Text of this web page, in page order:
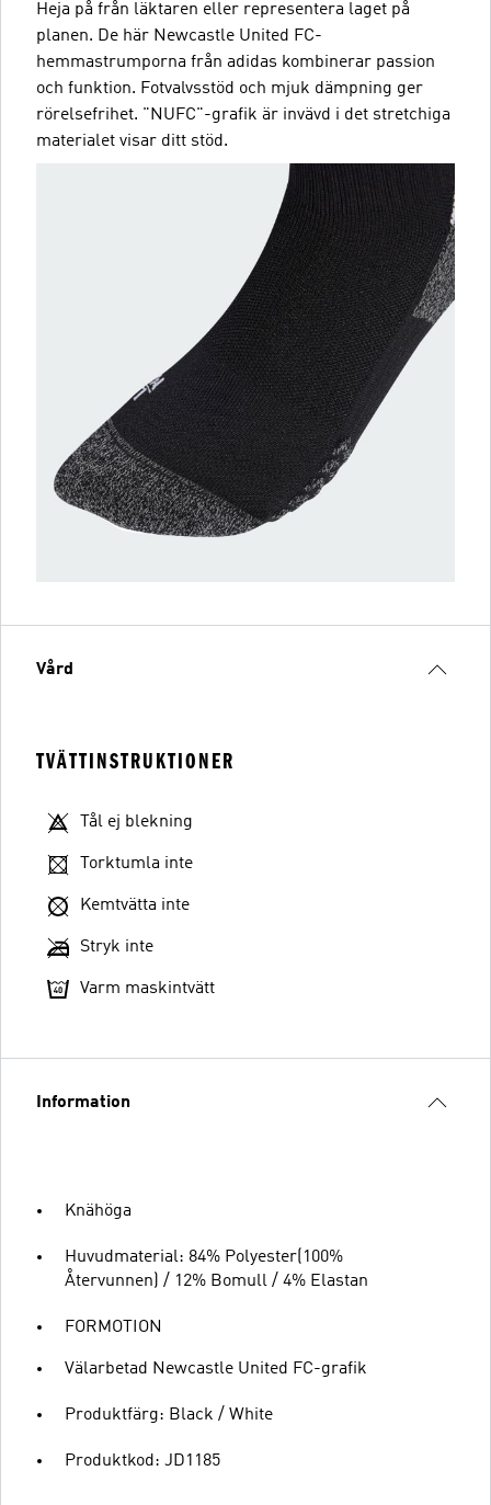
Heja på från läktaren eller representera laget på
planen. De här Newcastle United FC-
hemmastrumporna från adidas kombinerar passion
och funktion. Fotvalvsstöd och mjuk dämpning ger
rörelsefrihet. "NUFC"-grafik är invävd i det stretchiga
materialet visar ditt stöd.
Vård
TVÄTTINSTRUKTIONER
Tål ej blekning
Torktumla inte
Kemtvätta inte
Stryk inte
Varm maskintvätt
Information
Knähöga
Huvudmaterial: 84% Polyester(100%
Återvunnen) / 12% Bomull / 4% Elastan
FORMOTION
Välarbetad Newcastle United FC-grafik
Produktfärg: Black / White
Produktkod: JD1185